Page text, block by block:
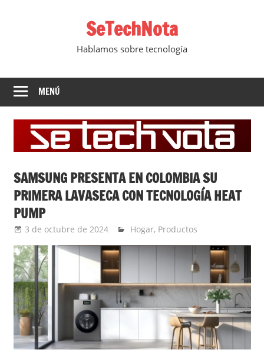
SeTechNota
Hablamos sobre tecnología
MENÚ
SAMSUNG PRESENTA EN COLOMBIA SU
PRIMERA LAVASECA CON TECNOLOGÍA HEAT
PUMP
3 de octubre de 2024 Ernesto Herrera
Hogar, Productos